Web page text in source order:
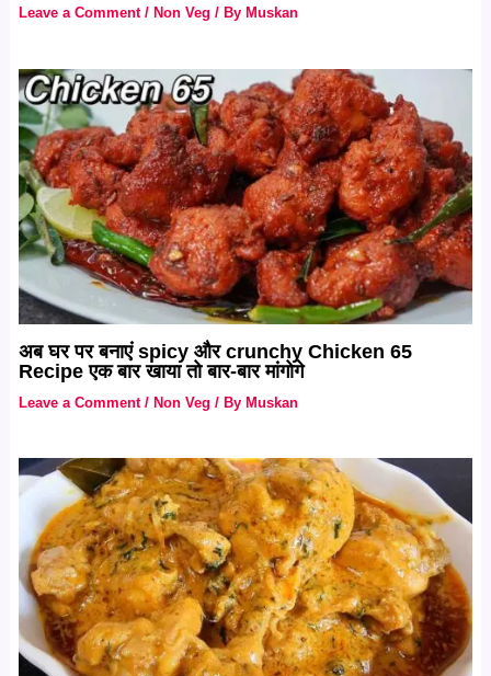
Leave a Comment / Non Veg / By Muskan
अब घर पर बनाएं spicy और crunchy Chicken 65
Recipe एक बार खाया तो बार-बार मांगोगे
Leave a Comment / Non Veg / By Muskan